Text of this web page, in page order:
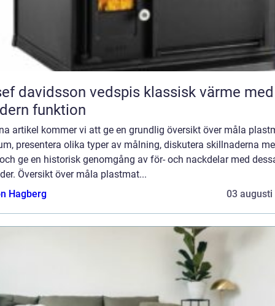
vedspis klassisk värme med
funktion
artikel kommer vi att ge en grundlig översikt över måla
presentera olika typer av målning, diskutera skillnaderna
ge en historisk genomgång av för- och nackdelar med
Översikt över måla plastmat...
Hagberg
03 augusti